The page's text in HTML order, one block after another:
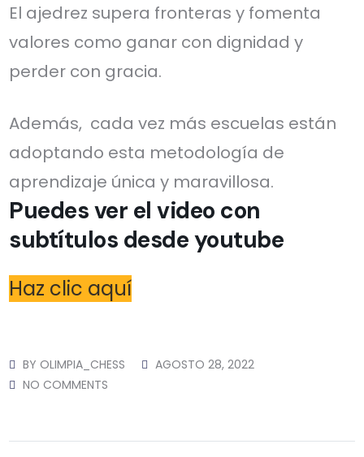
El ajedrez supera fronteras y fomenta
valores como ganar con dignidad y
perder con gracia.
Además, cada vez más escuelas están
adoptando esta metodología de
aprendizaje única y maravillosa.
Puedes ver el video con
subtítulos desde youtube
Haz clic aquí
BY OLIMPIA_CHESS
AGOSTO 28, 2022
NO COMMENTS